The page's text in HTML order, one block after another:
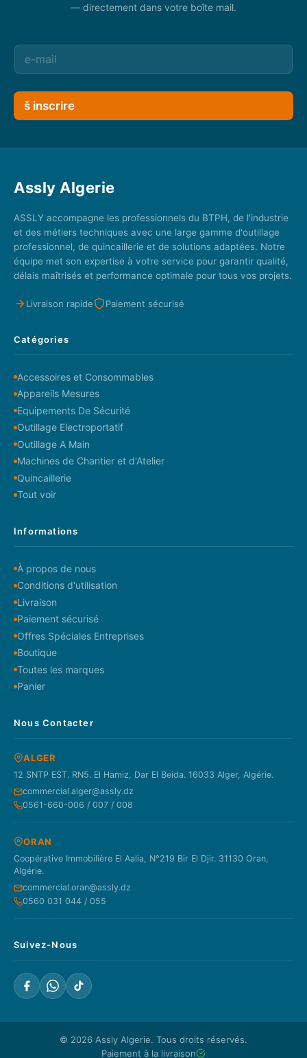
— directement dans votre boîte mail.
š inscrire
Assly Algerie
ASSLY accompagne les professionnels du BTPH, de l'industrie
et des métiers techniques avec une large gamme d'outillage
professionnel, de quincaillerie et de solutions adaptées. Notre
équipe met son expertise à votre service pour garantir qualité,
délais maîtrisés et performance optimale pour tous vos projets.
Livraison rapide Paiement sécurisé
Catégories
Accessoires et Consommables
Appareils Mesures
Equipements De Sécurité
Outillage Electroportatif
Outillage A Main
Machines de Chantier et d'Atelier
Quincaillerie
Tout voir
Informations
À propos de nous
Conditions d'utilisation
Livraison
Paiement sécurisé
Offres Spéciales Entreprises
Boutique
Toutes les marques
Panier
Nous Contacter
ALGER
12 SNTP EST. RN5. El Hamiz, Dar El Beida. 16033 Alger, Algérie.
commercial.alger@assly.dz
0561-660-006 / 007 / 008
ORAN
Coopérative Immobilière El Aalia, N°219 Bir El Djir. 31130 Oran,
Algérie.
commercial.oran@assly.dz
0560 031 044 / 055
Suivez-Nous
© 2026 Assly Algerie. Tous droits réservés.
Paiement à la livraison